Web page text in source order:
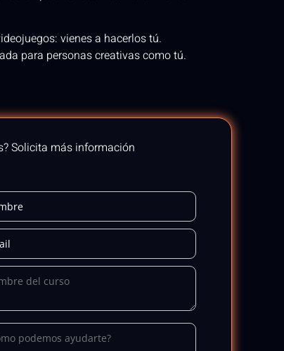
vienes a hacerlos tú.
para personas creativas como tú.
Solicita más información